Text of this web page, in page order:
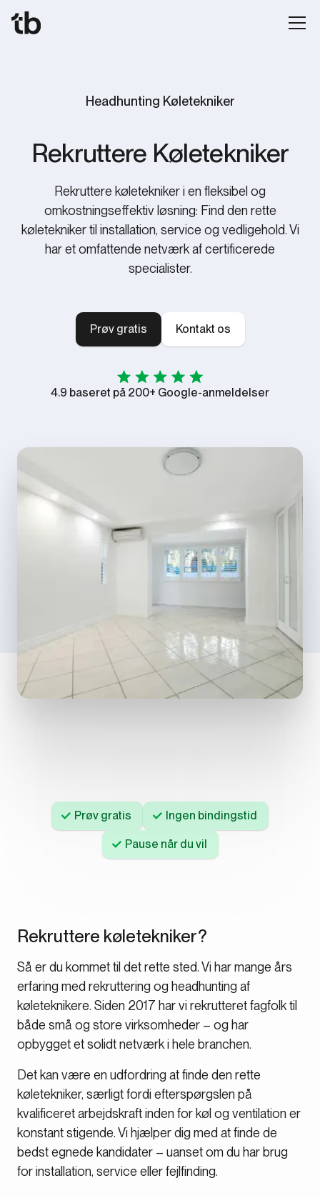
Headhunting Køletekniker
‍Rekruttere Køletekniker
‍Rekruttere køletekniker i en fleksibel og
omkostningseffektiv løsning: Find den rette
køletekniker til installation, service og vedligehold. Vi
har et omfattende netværk af certificerede
specialister.
Prøv gratis Kontakt os
4.9 baseret på 200+ Google-anmeldelser
Prøv gratis Ingen bindingstid
Pause når du vil
Rekruttere køletekniker?
Så er du kommet til det rette sted. Vi har mange års
erfaring med rekruttering og headhunting af
køleteknikere. Siden 2017 har vi rekrutteret fagfolk til
både små og store virksomheder – og har
opbygget et solidt netværk i hele branchen.
Det kan være en udfordring at finde den rette
køletekniker, særligt fordi efterspørgslen på
kvalificeret arbejdskraft inden for køl og ventilation er
konstant stigende. Vi hjælper dig med at finde de
bedst egnede kandidater – uanset om du har brug
for installation, service eller fejlfinding.